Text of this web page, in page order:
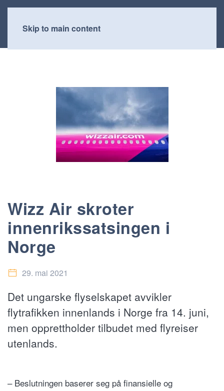
Skip to main content
Wizz Air skroter
innenrikssatsingen i
Norge
29. mai 2021
Det ungarske flyselskapet avvikler
flytrafikken innenlands i Norge fra 14. juni,
men opprettholder tilbudet med flyreiser
utenlands.
– Beslutningen baserer seg på finansielle og